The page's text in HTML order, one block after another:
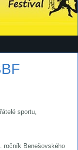
sportu,
ročník Benešovského